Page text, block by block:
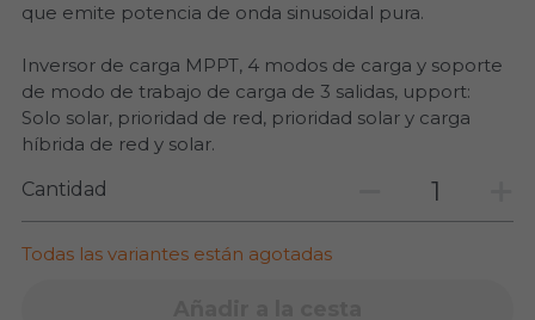
que emite potencia de onda sinusoidal pura.
Inversor de carga MPPT, 4 modos de carga y soporte
de modo de trabajo de carga de 3 salidas, upport:
Solo solar, prioridad de red, prioridad solar y carga
híbrida de red y solar.
Cantidad
Todas las variantes están agotadas